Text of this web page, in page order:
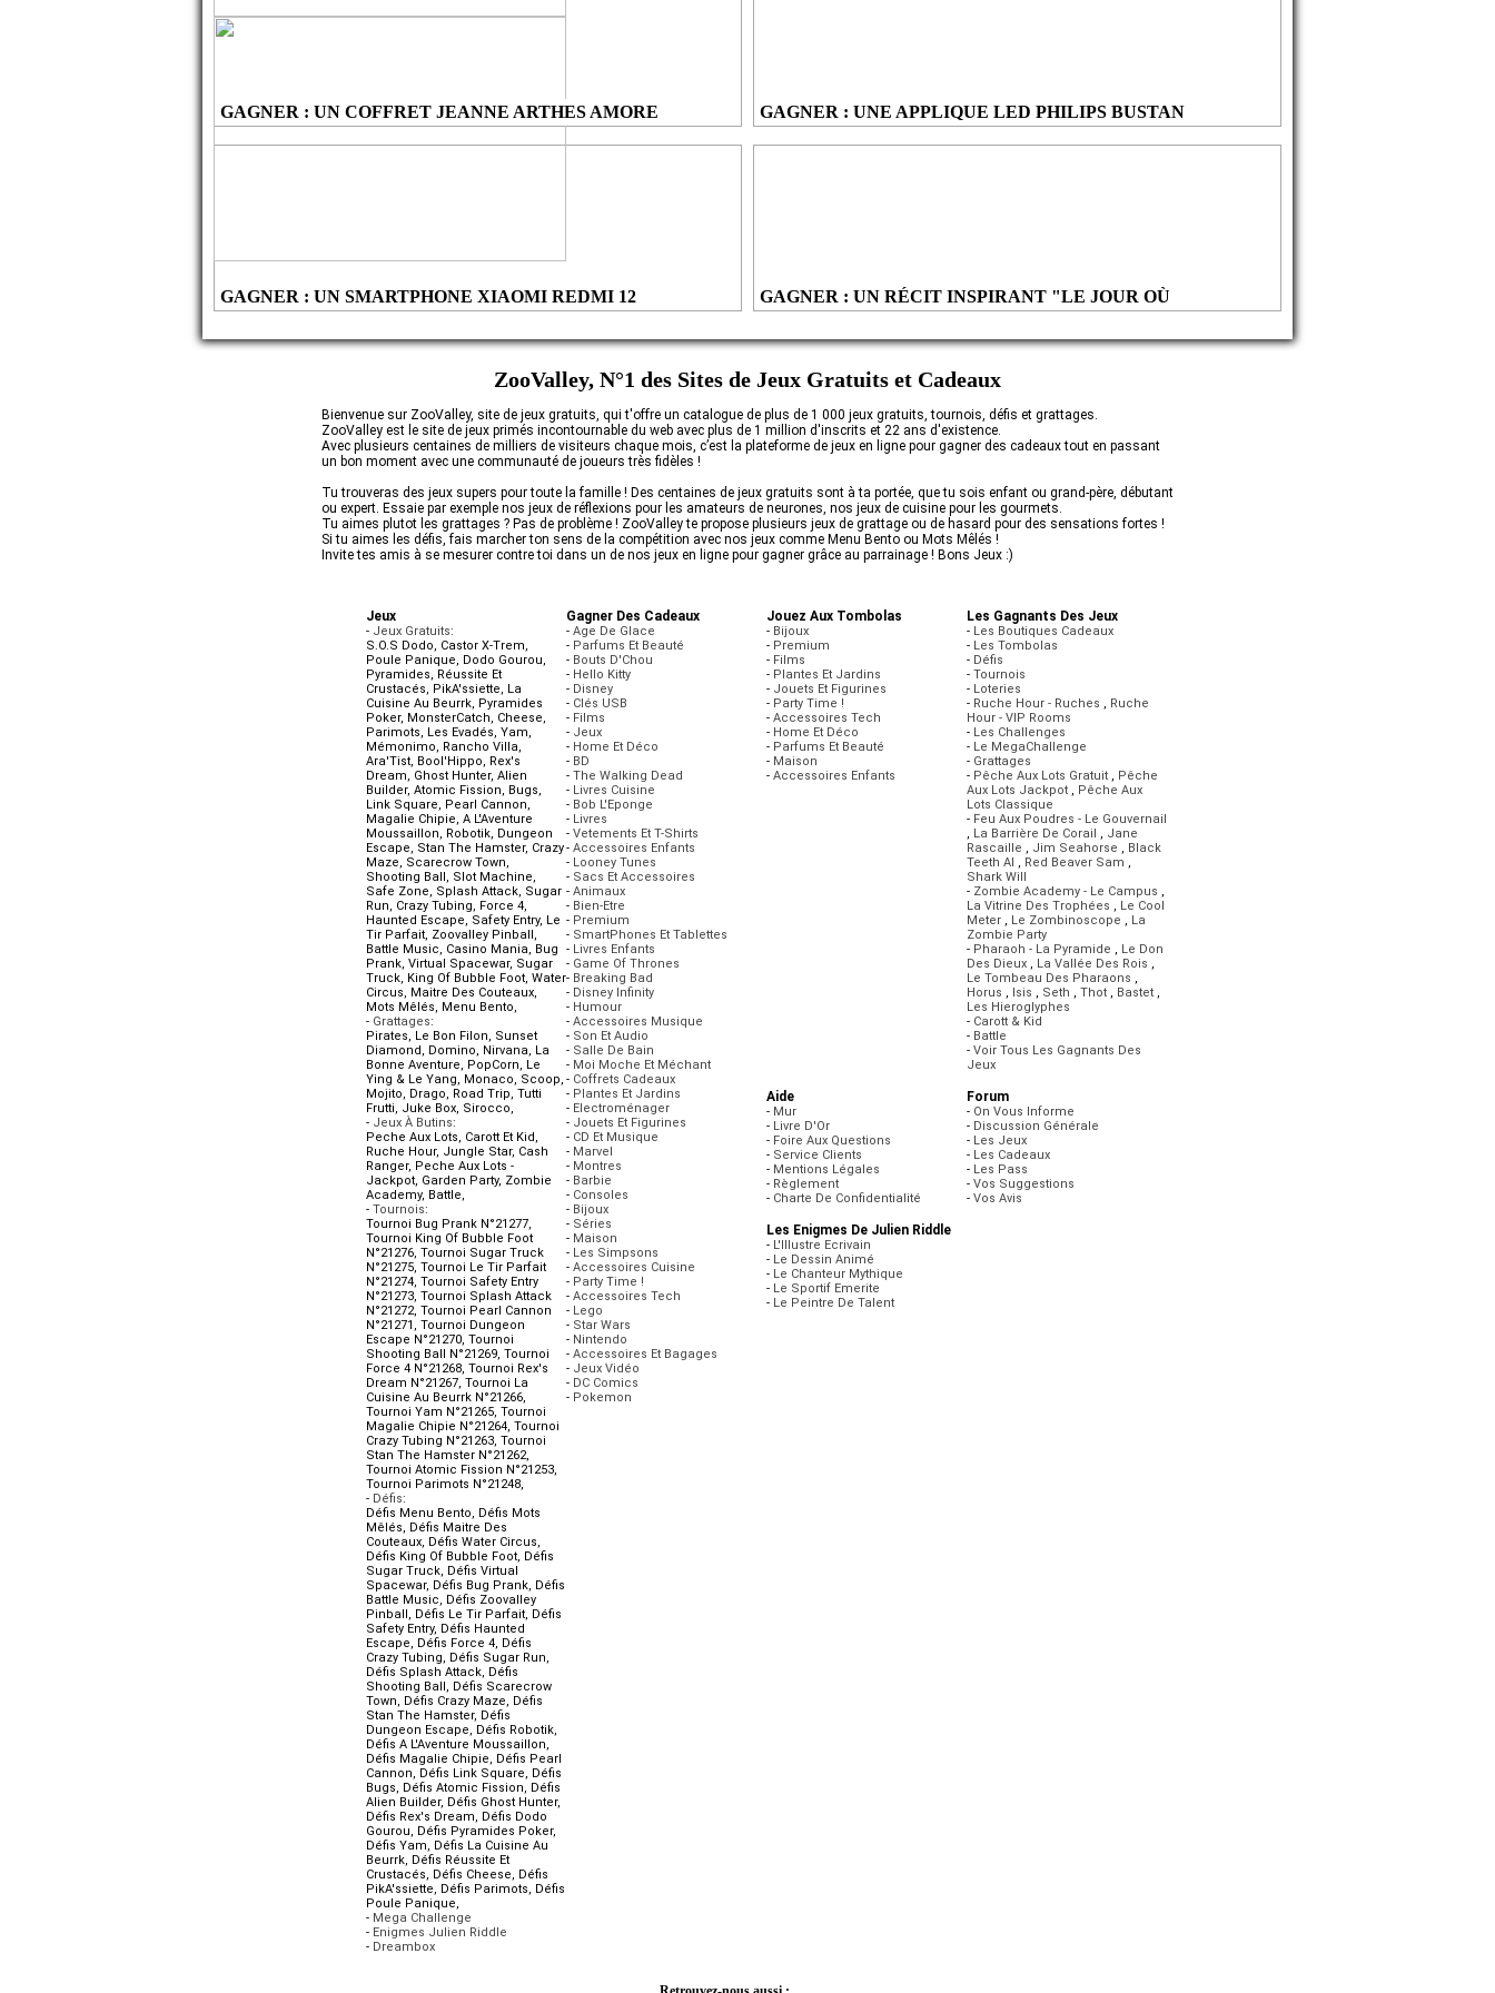
un Coffret Jeanne Arthes Amore Mio Gold'N Roses
GAGNER : UN COFFRET JEANNE ARTHES AMORE
une Applique Led Philips Bustan
GAGNER : UNE APPLIQUE LED PHILIPS BUSTAN
un Smartphone Xiaomi Redmi 12
GAGNER : UN SMARTPHONE XIAOMI REDMI 12 un Récit Inspirant "Le Jour Où J'Ai Découvert Mes Super-Pouvoirs"
GAGNER : UN RÉCIT INSPIRANT "LE JOUR OÙ
ZooValley, N°1 des Sites de Jeux Gratuits et Cadeaux
Bienvenue sur ZooValley, site de jeux gratuits, qui t'offre un catalogue de plus de 1 000 jeux gratuits, tournois, défis et grattages.
ZooValley est le site de jeux primés incontournable du web avec plus de 1 million d'inscrits et 22 ans d'existence.
Avec plusieurs centaines de milliers de visiteurs chaque mois, c’est la plateforme de jeux en ligne pour gagner des cadeaux tout en passant
un bon moment avec une communauté de joueurs très fidèles !
Tu trouveras des jeux supers pour toute la famille ! Des centaines de jeux gratuits sont à ta portée, que tu sois enfant ou grand-père, débutant
ou expert. Essaie par exemple nos jeux de réflexions pour les amateurs de neurones, nos jeux de cuisine pour les gourmets.
Tu aimes plutot les grattages ? Pas de problème ! ZooValley te propose plusieurs jeux de grattage ou de hasard pour des sensations fortes !
Si tu aimes les défis, fais marcher ton sens de la compétition avec nos jeux comme Menu Bento ou Mots Mêlés !
Invite tes amis à se mesurer contre toi dans un de nos jeux en ligne pour gagner grâce au parrainage ! Bons Jeux :)
Jeux
- Jeux Gratuits:
S.O.S Dodo, Castor X-Trem,
Poule Panique, Dodo Gourou,
Pyramides, Réussite Et
Crustacés, PikA'ssiette, La
Cuisine Au Beurrk, Pyramides
Poker, MonsterCatch, Cheese,
Parimots, Les Evadés, Yam,
Mémonimo, Rancho Villa,
Ara'Tist, Bool'Hippo, Rex's
Dream, Ghost Hunter, Alien
Builder, Atomic Fission, Bugs,
Link Square, Pearl Cannon,
Magalie Chipie, A L'Aventure
Moussaillon, Robotik, Dungeon
Escape, Stan The Hamster, Crazy
Maze, Scarecrow Town,
Shooting Ball, Slot Machine,
Safe Zone, Splash Attack, Sugar
Run, Crazy Tubing, Force 4,
Haunted Escape, Safety Entry, Le
Tir Parfait, Zoovalley Pinball,
Battle Music, Casino Mania, Bug
Prank, Virtual Spacewar, Sugar
Truck, King Of Bubble Foot, Water
Circus, Maitre Des Couteaux,
Mots Mêlés, Menu Bento,
- Grattages:
Pirates, Le Bon Filon, Sunset
Diamond, Domino, Nirvana, La
Bonne Aventure, PopCorn, Le
Ying & Le Yang, Monaco, Scoop,
Mojito, Drago, Road Trip, Tutti
Frutti, Juke Box, Sirocco,
- Jeux À Butins:
Peche Aux Lots, Carott Et Kid,
Ruche Hour, Jungle Star, Cash
Ranger, Peche Aux Lots -
Jackpot, Garden Party, Zombie
Academy, Battle,
- Tournois:
Tournoi Bug Prank N°21277,
Tournoi King Of Bubble Foot
N°21276, Tournoi Sugar Truck
N°21275, Tournoi Le Tir Parfait
N°21274, Tournoi Safety Entry
N°21273, Tournoi Splash Attack
N°21272, Tournoi Pearl Cannon
N°21271 , Tournoi Dungeon
Escape N°21270, Tournoi
Shooting Ball N°21269, Tournoi
Force 4 N°21268, Tournoi Rex's
Dream N°21267, Tournoi La
Cuisine Au Beurrk N°21266,
Tournoi Yam N°21265, Tournoi
Magalie Chipie N°21264, Tournoi
Crazy Tubing N°21263, Tournoi
Stan The Hamster N°21262,
Tournoi Atomic Fission N°21253,
Tournoi Parimots N°21248,
- Défis:
Défis Menu Bento, Défis Mots
Mêlés, Défis Maitre Des
Couteaux, Défis Water Circus,
Défis King Of Bubble Foot, Défis
Sugar Truck, Défis Virtual
Spacewar, Défis Bug Prank, Défis
Battle Music, Défis Zoovalley
Pinball, Défis Le Tir Parfait, Défis
Safety Entry, Défis Haunted
Escape, Défis Force 4, Défis
Crazy Tubing, Défis Sugar Run,
Défis Splash Attack, Défis
Shooting Ball, Défis Scarecrow
Town, Défis Crazy Maze, Défis
Stan The Hamster, Défis
Dungeon Escape, Défis Robotik,
Défis A L'Aventure Moussaillon,
Défis Magalie Chipie, Défis Pearl
Cannon, Défis Link Square, Défis
Bugs, Défis Atomic Fission, Défis
Alien Builder, Défis Ghost Hunter,
Défis Rex's Dream, Défis Dodo
Gourou, Défis Pyramides Poker,
Défis Yam, Défis La Cuisine Au
Beurrk, Défis Réussite Et
Crustacés, Défis Cheese, Défis
PikA'ssiette, Défis Parimots, Défis
Poule Panique,
- Mega Challenge
- Enigmes Julien Riddle
- Dreambox
Gagner Des Cadeaux
- Age De Glace
- Parfums Et Beauté
- Bouts D'Chou
- Hello Kitty
- Disney
- Clés USB
- Films
- Jeux
- Home Et Déco
- BD
- The Walking Dead
- Livres Cuisine
- Bob L'Eponge
- Livres
- Vetements Et T-Shirts
- Accessoires Enfants
- Looney Tunes
- Sacs Et Accessoires
- Animaux
- Bien-Etre
- Premium
- SmartPhones Et Tablettes
- Livres Enfants
- Game Of Thrones
- Breaking Bad
- Disney Infinity
- Humour
- Accessoires Musique
- Son Et Audio
- Salle De Bain
- Moi Moche Et Méchant
- Coffrets Cadeaux
- Plantes Et Jardins
- Electroménager
- Jouets Et Figurines
- CD Et Musique
- Marvel
- Montres
- Barbie
- Consoles
- Bijoux
- Séries
- Maison
- Les Simpsons
- Accessoires Cuisine
- Party Time !
- Accessoires Tech
- Lego
- Star Wars
- Nintendo
- Accessoires Et Bagages
- Jeux Vidéo
- DC Comics
- Pokemon
Jouez Aux Tombolas
- Bijoux
- Premium
- Films
- Plantes Et Jardins
- Jouets Et Figurines
- Party Time !
- Accessoires Tech
- Home Et Déco
- Parfums Et Beauté
- Maison
- Accessoires Enfants
Les Gagnants Des Jeux
- Les Boutiques Cadeaux
- Les Tombolas
- Défis
- Tournois
- Loteries
- Ruche Hour - Ruches , Ruche
Hour - VIP Rooms
- Les Challenges
- Le MegaChallenge
- Grattages
- Pêche Aux Lots Gratuit, Pêche
Aux Lots Jackpot, Pêche Aux
Lots Classique
- Feu Aux Poudres - Le Gouvernail
, La Barrière De Corail , Jane
Rascaille , Jim Seahorse , Black
Teeth Al , Red Beaver Sam ,
Shark Will
- Zombie Academy - Le Campus ,
La Vitrine Des Trophées , Le Cool
Meter, Le Zombinoscope , La
Zombie Party
- Pharaoh - La Pyramide , Le Don
Des Dieux, La Vallée Des Rois ,
Le Tombeau Des Pharaons ,
Horus , Isis , Seth , Thot, Bastet,
Les Hieroglyphes
- Carott & Kid
- Battle
- Voir Tous Les Gagnants Des
Jeux
Aide
- Mur
- Livre D'Or
- Foire Aux Questions
- Service Clients
- Mentions Légales
- Règlement
- Charte De Confidentialité
Forum
- On Vous Informe
- Discussion Générale
- Les Jeux
- Les Cadeaux
- Les Pass
- Vos Suggestions
- Vos Avis
Les Enigmes De Julien Riddle
- L'Illustre Ecrivain
- Le Dessin Animé
- Le Chanteur Mythique
- Le Sportif Emerite
- Le Peintre De Talent